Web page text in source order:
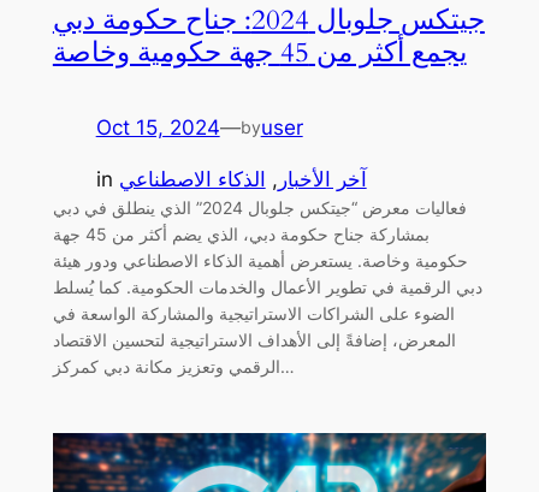
جيتكس جلوبال 2024: جناح حكومة دبي
يجمع أكثر من 45 جهة حكومية وخاصة
Oct 15, 2024—byuser
in آخر الأخبار , الذكاء الاصطناعي
فعاليات معرض “جيتكس جلوبال 2024” الذي ينطلق في دبي
بمشاركة جناح حكومة دبي، الذي يضم أكثر من 45 جهة
حكومية وخاصة. يستعرض أهمية الذكاء الاصطناعي ودور هيئة
دبي الرقمية في تطوير الأعمال والخدمات الحكومية. كما يُسلط
الضوء على الشراكات الاستراتيجية والمشاركة الواسعة في
المعرض، إضافةً إلى الأهداف الاستراتيجية لتحسين الاقتصاد
الرقمي وتعزيز مكانة دبي كمركز…